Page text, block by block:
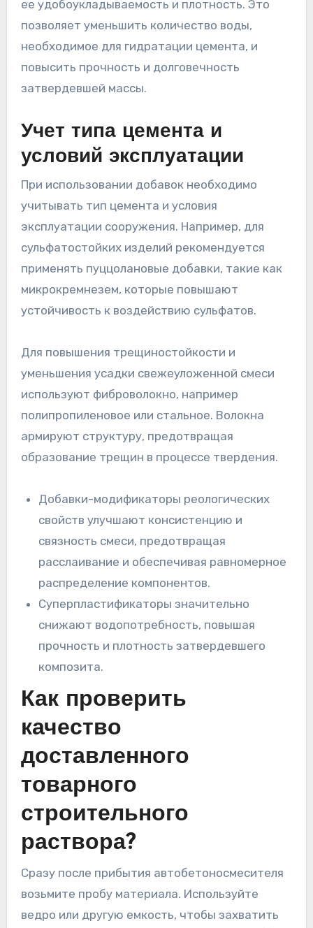
ее удобоукладываемость и плотность. Это
позволяет уменьшить количество воды,
необходимое для гидратации цемента, и
повысить прочность и долговечность
затвердевшей массы.
Учет типа цемента и
условий эксплуатации
При использовании добавок необходимо
учитывать тип цемента и условия
эксплуатации сооружения. Например, для
сульфатостойких изделий рекомендуется
применять пуццолановые добавки, такие как
микрокремнезем, которые повышают
устойчивость к воздействию сульфатов.
Для повышения трещиностойкости и
уменьшения усадки свежеуложенной смеси
используют фиброволокно, например
полипропиленовое или стальное. Волокна
армируют структуру, предотвращая
образование трещин в процессе твердения.
Добавки-модификаторы реологических
свойств улучшают консистенцию и
связность смеси, предотвращая
расслаивание и обеспечивая равномерное
распределение компонентов.
Суперпластификаторы значительно
снижают водопотребность, повышая
прочность и плотность затвердевшего
композита.
Как проверить
качество
доставленного
товарного
строительного
раствора?
Сразу после прибытия автобетоносмесителя
возьмите пробу материала. Используйте
ведро или другую емкость, чтобы захватить